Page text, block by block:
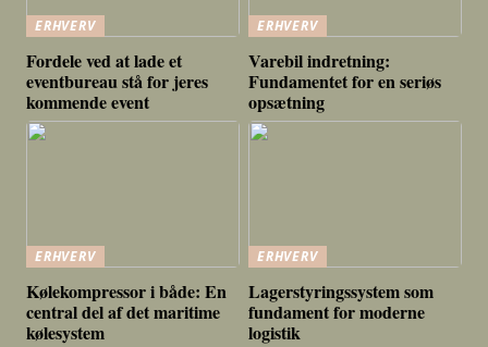
ERHVERV
Fordele ved at lade et
eventbureau stå for jeres
kommende event
ERHVERV
Varebil indretning:
Fundamentet for en seriøs
opsætning
ERHVERV
Kølekompressor i både: En
central del af det maritime
kølesystem
ERHVERV
Lagerstyringssystem som
fundament for moderne
logistik